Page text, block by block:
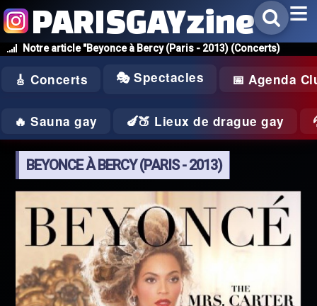
Notre article "Beyonce à Bercy (Paris - 2013) (Concerts)
PARISGAYzine
🎸 Concerts 🎭 Spectacles 📅 Agenda
🔥 Sauna gay 🍆🍑 Lieux de drague gay
BEYONCE À BERCY (PARIS - 2013)